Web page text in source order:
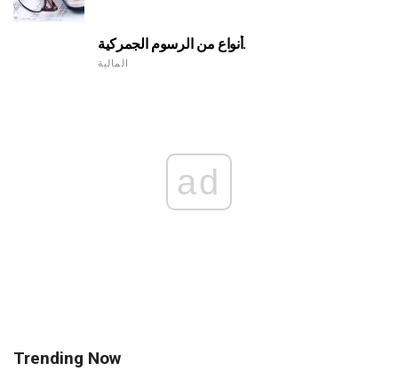
أنواع من الرسوم الجمركية.
المالية
ad
Trending Now